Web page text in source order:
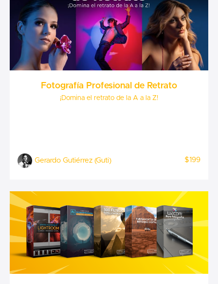
Fotografía Profesional de Retrato
¡Domina el retrato de la A a la Z!
Gerardo Gutiérrez (Guti) $199